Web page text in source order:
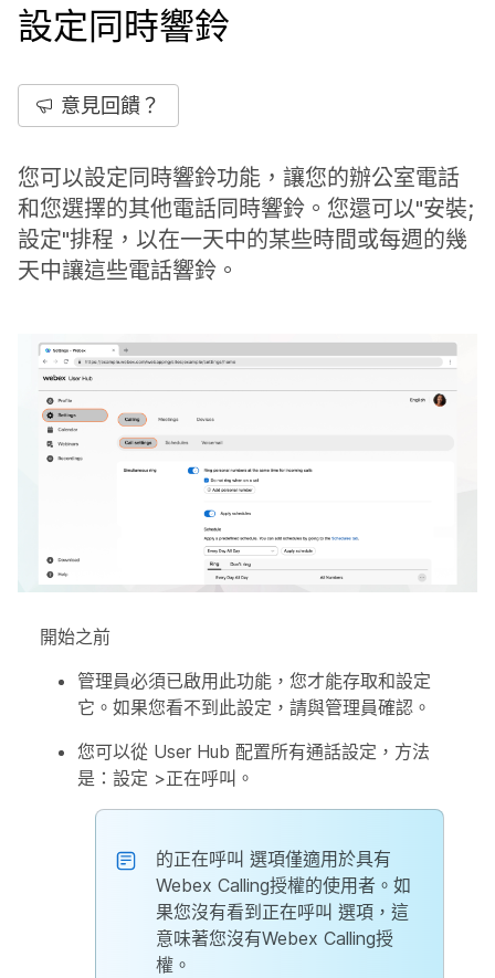
設定同時響鈴
意見回饋？
您可以設定同時響鈴功能，讓您的辦公室電話
和您選擇的其他電話同時響鈴。您還可以"安裝;
設定"排程，以在一天中的某些時間或每週的幾
天中讓這些電話響鈴。
開始之前
管理員必須已啟用此功能，您才能存取和設定
它。如果您看不到此設定，請與管理員確認。
您可以從 User Hub 配置所有通話設定，方法
是： 設定 >正在呼叫 。
的正在呼叫 選項僅適用於具有
Webex Calling授權的使用者。如
果您沒有看到正在呼叫 選項，這
意味著您沒有Webex Calling授
權。